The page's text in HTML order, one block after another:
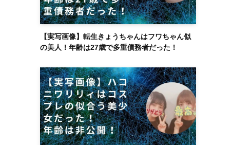
【実写画像】転生きょうちゃんはフワちゃん似
の美人！年齢は27歳で多重債務者だった！